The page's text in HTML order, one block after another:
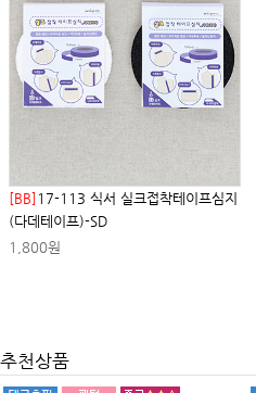
[BB] 17-113 식서 실크접착테이프심지
(다데테이프)-SD
1,800원
추천상품